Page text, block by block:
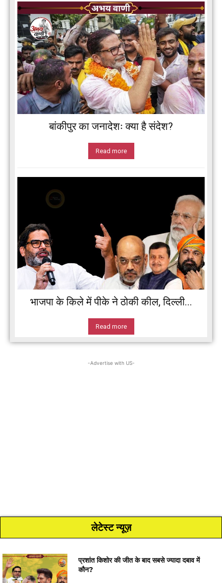
बांकीपुर का जनादेशः क्या है संदेश?
Read more
भाजपा के किले में पीके ने ठोकी कील, दिल्ली...
Read more
-Advertise with US-
लेटेस्ट न्यूज़
प्रशांत किशोर की जीत के बाद सबसे ज्यादा दबाव में
कौन?